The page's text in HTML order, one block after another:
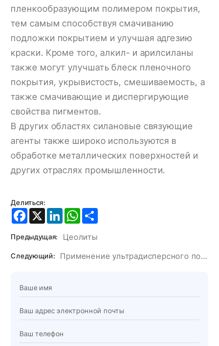
пленкообразующим полимером покрытия,
тем самым способствуя смачиванию
подложки покрытием и улучшая адгезию
краски. Кроме того, алкил- и арилсиланы
также могут улучшать блеск пленочного
покрытия, укрывистость, смешиваемость, а
также смачивающие и диспергирующие
свойства пигментов.
В других областях силановые связующие
агенты также широко используются в
обработке металлических поверхностей и
других отраслях промышленности.
Делиться:
Facebook
X LinkedInWhatsApp
Предыдущая: Цеолиты
Следующий: Применение ультрадисперсного порошка гидроксида алюминия в клее для искусственного камня.